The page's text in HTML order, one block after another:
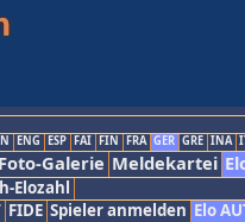
ENG ESP FAI FIN FRA GER GRE INA
Foto-Galerie Meldekartei
Elozahl
FIDE Spieler anmelden Elo